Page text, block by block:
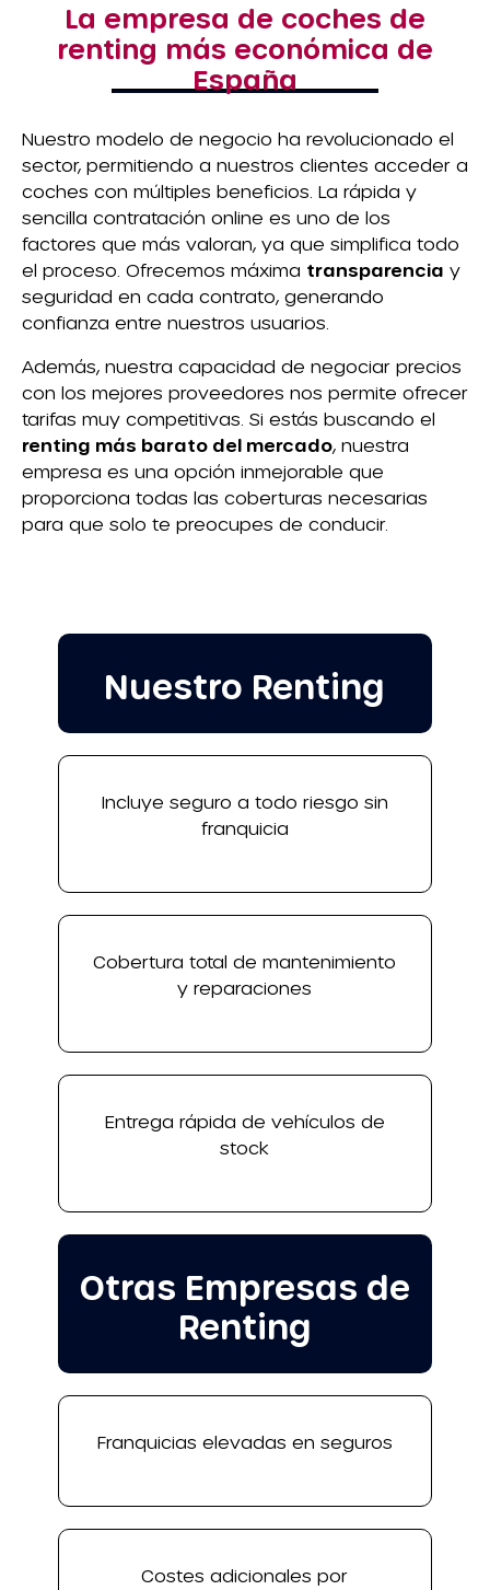
La empresa de coches de
renting más económica de
España
Nuestro modelo de negocio ha revolucionado el
sector, permitiendo a nuestros clientes acceder a
coches con múltiples beneficios. La rápida y
sencilla contratación online es uno de los
factores que más valoran, ya que simplifica todo
el proceso. Ofrecemos máxima transparencia y
seguridad en cada contrato, generando
confianza entre nuestros usuarios.
Además, nuestra capacidad de negociar precios
con los mejores proveedores nos permite ofrecer
tarifas muy competitivas. Si estás buscando el
renting más barato del mercado, nuestra
empresa es una opción inmejorable que
proporciona todas las coberturas necesarias
para que solo te preocupes de conducir.
Nuestro Renting
Otras Empresas de
Renting
Incluye seguro a todo riesgo sin
franquicia
Franquicias elevadas en seguros
Cobertura total de mantenimiento
y reparaciones
Costes adicionales por
Entrega rápida de vehículos de
stock